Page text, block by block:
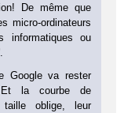
De même que
micro-ordinateurs
informatiques ou
Google va rester
Et la courbe de
oblige, leur